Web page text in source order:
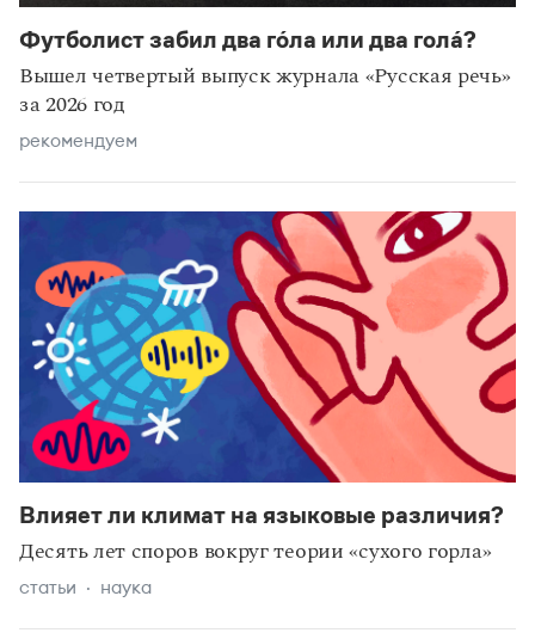
Ксения Киселева
эксперты интервью
Футболист забил два го́ла или два гола́?
Вышел четвертый выпуск журнала «Русская речь»
за 2026 год
рекомендуем
Влияет ли климат на языковые различия?
Десять лет споров вокруг теории «сухого горла»
статьи наука